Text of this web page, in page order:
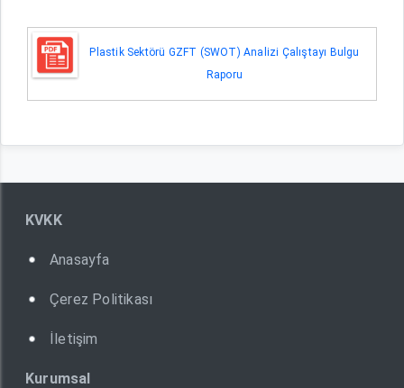
Plastik Sektörü GZFT (SWOT) Analizi Çalıştayı Bulgu
Raporu
KVKK
Anasayfa
Çerez Politikası
İletişim
Kurumsal